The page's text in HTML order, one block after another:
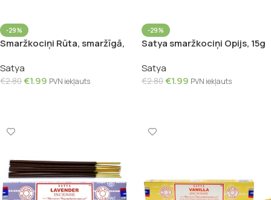
-29%
Smaržkociņi Rūta, smaržīgā,
Satya
€2.80€1.99 PVN iekļauts
-29%
Satya smaržkociņi Opijs, 15g
Satya
€2.80€1.99 PVN iekļauts